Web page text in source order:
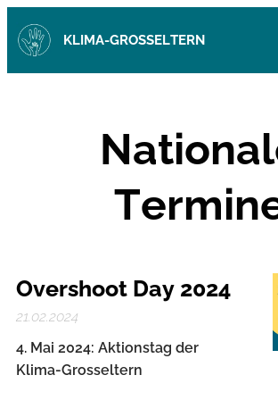
KLIMA-GROSSELTERN
Overshoot Day 2024
21.02.2024
4. Mai 2024: Aktionstag der
Klima-Grosseltern